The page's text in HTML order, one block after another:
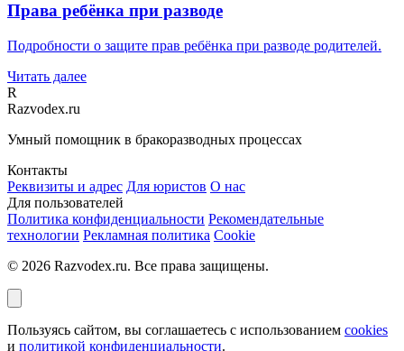
Права ребёнка при разводе
Подробности о защите прав ребёнка при разводе родителей.
Читать далее
R
Razvodex.ru
Умный помощник в бракоразводных процессах
Контакты
Реквизиты и адрес Для юристов О нас
Для пользователей
Политика конфиденциальности Рекомендательные
технологии Рекламная политика Cookie
© 2026 Razvodex.ru. Все права защищены.
Пользуясь сайтом, вы соглашаетесь с использованием cookies
и политикой конфиденциальности.